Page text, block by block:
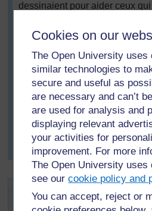
Cookies on our
The Open University uses
similar technologies to
secure and useful as
are necessary and can’t
are used for analysis and
displaying relevant
your activities for
improvement. For more
The Open University uses
see ourcookie policy and
You can accept, reject or
dessinaient pour aider ceux
élèves aimaient l'idée de
s'est rendu compte que les
énormément à leur travail car
classe allaient le lire.
Lors de la leçon suivante,
des uns et des autres, elle a
des « lecteurs peu motivés »
que leurs camarades de
ce qu'ils avaient dessiné.
Activité 2: Ecrire de
commencements et